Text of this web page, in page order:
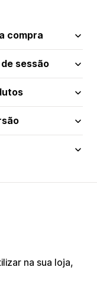
compra
sessão
na sua loja,